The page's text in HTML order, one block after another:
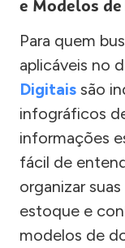
e Modelos
Para quem
aplicáveis no
Digitais são
infográficos
informações
fácil de
organizar
estoque e
modelos de